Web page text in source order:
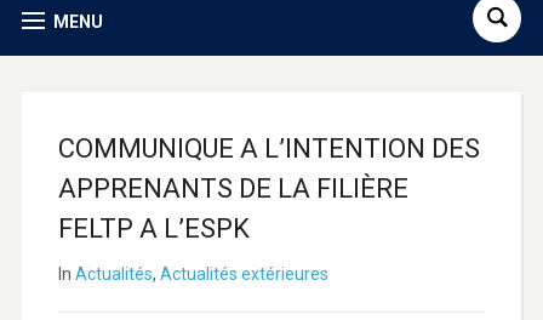
MENU
COMMUNIQUE A L’INTENTION DES
APPRENANTS DE LA FILIÈRE
FELTP A L’ESPK
In Actualités, Actualités extérieures